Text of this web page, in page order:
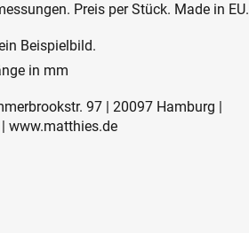
Preis per Stück. Made in EU.
Beispielbild.
in mm
97 | 20097 Hamburg |
www.matthies.de